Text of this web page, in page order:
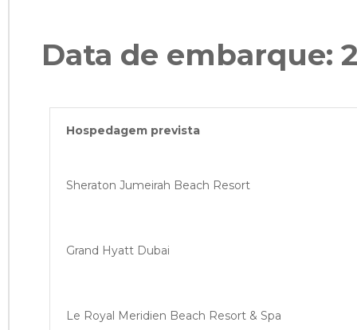
Data de embarque:
Hospedagem prevista
Sheraton Jumeirah Beach Resort
Grand Hyatt Dubai
Le Royal Meridien Beach Resort & Spa